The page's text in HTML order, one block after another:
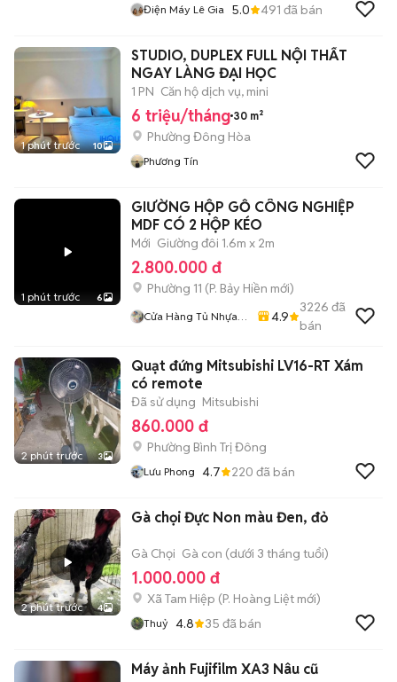
Điện Máy Lê Gia 5.0 491 đã bán
1 phút trước 10
STUDIO, DUPLEX FULL NỘI THẤT
NGAY LÀNG ĐẠI HỌC
1 PN Căn hộ dịch vụ, mini
6 triệu/tháng 30 m²
Phường Đông Hòa
Phương Tín
1 phút trước 6
GIƯỜNG HỘP GỖ CÔNG NGHIỆP
MDF CÓ 2 HỘP KÉO
Mới Giường đôi 1.6m x 2m
2.800.000 đ
Phường 11 (P. Bảy Hiền mới)
Cửa Hàng Tủ Nhựa
4.9
3226 đã
bán
2 phút trước 3
Quạt đứng Mitsubishi LV16-RT Xám
có remote
Đã sử dụng Mitsubishi
860.000 đ
Phường Bình Trị Đông
Lưu Phong 4.7 220 đã bán
2 phút trước 4
Gà chọi Đực Non màu Đen, đỏ
Gà Chọi Gà con (dưới 3 tháng tuổi)
1.000.000 đ
Xã Tam Hiệp (P. Hoàng Liệt mới)
Thuỷ 4.8 35 đã bán
Máy ảnh Fujifilm XA3 Nâu cũ